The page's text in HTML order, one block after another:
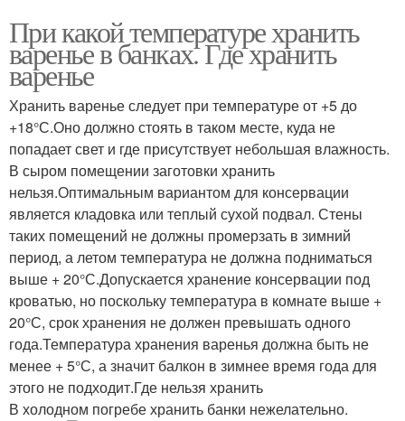
При какой температуре хранить
варенье в банках. Где хранить
варенье
Хранить варенье следует при температуре от +5 до
+18°С.Оно должно стоять в таком месте, куда не
попадает свет и где присутствует небольшая влажность.
В сыром помещении заготовки хранить
нельзя.Оптимальным вариантом для консервации
является кладовка или теплый сухой подвал. Стены
таких помещений не должны промерзать в зимний
период, а летом температура не должна подниматься
выше + 20°С.Допускается хранение консервации под
кроватью, но поскольку температура в комнате выше +
20°С, срок хранения не должен превышать одного
года.Температура хранения варенья должна быть не
менее + 5°С, а значит балкон в зимнее время года для
этого не подходит.Где нельзя хранить
В холодном погребе хранить банки нежелательно.